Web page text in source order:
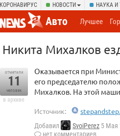
КОРОНАВИРУС НОВОСТИ НАУКА И
Авто Лучшее
Никита Михалков
отметили
11
человек
в архиве
Оказывается при
его председателю
Михалков. На этой
Источник:
Добавил SvoiPerez 5 Мая
нет комментариев